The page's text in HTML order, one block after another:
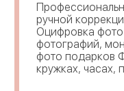
ручной
Оцифровка фото
фотографий,
фото подарков
кружках, часах,